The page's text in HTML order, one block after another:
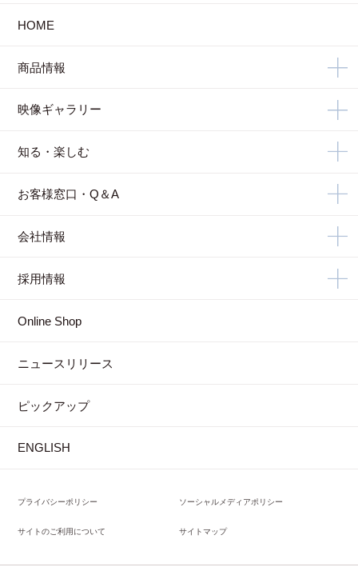
HOME
商品情報
映像ギャラリー
知る・楽しむ
お客様窓口・Q＆A
会社情報
採用情報
Online Shop
ニュースリリース
ピックアップ
ENGLISH
プライバシーポリシー ソーシャルメディアポリシー
サイトのご利用について サイトマップ